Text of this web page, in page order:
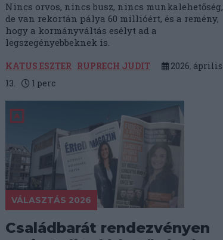
Nincs orvos, nincs busz, nincs munkalehetőség,
de van rekortán pálya 60 millióért, és a remény,
hogy a kormányváltás esélyt ad a
legszegényebbeknek is.
KATUS ESZTER RUPRECH JUDIT
2026. április
13.
1 perc
VÁLASZTÁS 2026
Családbarát rendezvényen